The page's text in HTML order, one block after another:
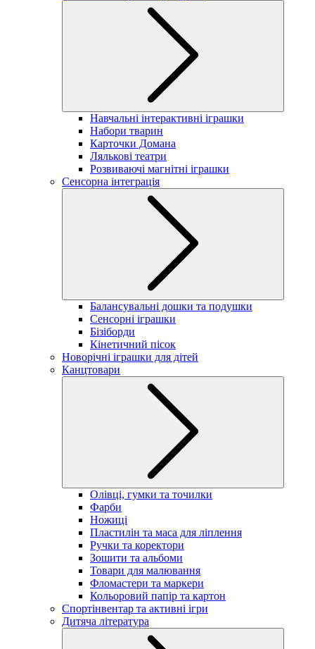
Навчальні інтерактивні іграшки
Набори тварин
Карточки Домана
Лялькові театри
Розвиваючі магнітні іграшки
Сенсорна інтеграція
Балансувальні дошки та подушки
Сенсорні іграшки
Бізіборди
Кінетичний пісок
Новорічні іграшки для дітей
Канцтовари
Олівці, гумки та точилки
Фарби
Ножиці
Пластилін та маса для ліплення
Ручки та коректори
Зошити та альбоми
Товари для малювання
Фломастери та маркери
Кольоровий папір та картон
Спортінвентар та активні ігри
Дитяча література